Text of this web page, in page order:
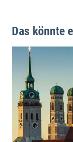
Das könnte